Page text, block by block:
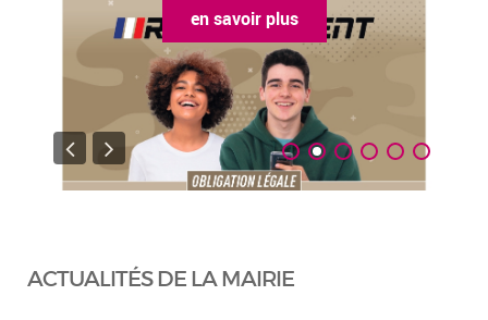
en savoir plus
ACTUALITÉS DE LA MAIRIE